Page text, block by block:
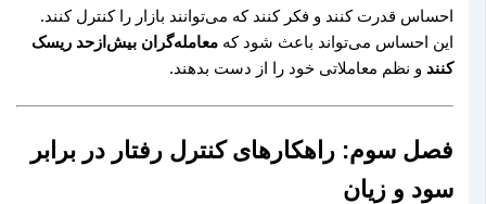
احساس قدرت کنند و فکر کنند که می‌توانند بازار را کنترل کنند.
این احساس می‌تواند باعث شود کهمعامله‌گران بیش‌ازحد ریسک
کنندو نظم معاملاتی خود را از دست بدهند.
فصل سوم: راهکارهای کنترل رفتار در برابر
سود و زیان